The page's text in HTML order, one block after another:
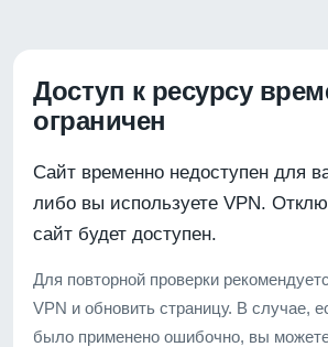
Доступ к ресурсу
ограничен
Сайт временно недоступен для
либо вы используете VPN.
сайт будет доступен.
Для повторной проверки
VPN и обновить страницу. В случае,
было применено ошибочно, вы